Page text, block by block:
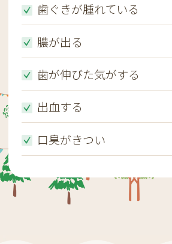
歯ぐきが腫れている
膿が出る
歯が伸びた気がする
出血する
口臭がきつい